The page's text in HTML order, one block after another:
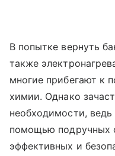
В попытке вернуть
также
многие прибегают к
химии. Однако
необходимости,
помощью подручных
эффективных и